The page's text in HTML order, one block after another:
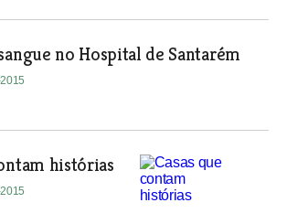
no Hospital de Santarém
2015
histórias
2015